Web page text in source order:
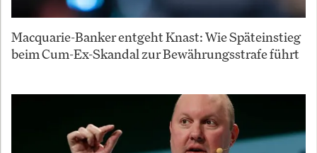
Macquarie-Banker entgeht Knast: Wie Späteinstieg
beim Cum-Ex-Skandal zur Bewährungsstrafe führt